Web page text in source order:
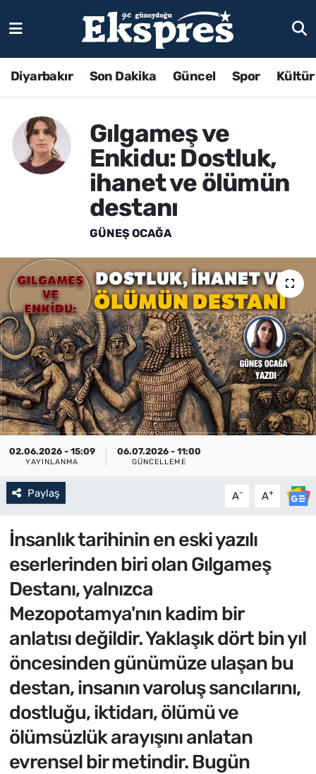
Diyarbakır Son Dakika Güncel Spor
Gılgameş ve
Enkidu: Dostluk,
ihanet ve ölümün
destanı
GÜNEŞ OCAĞA
02.06.2026 - 15:09
YAYINLANMA
06.07.2026 - 11:00
GÜNCELLEME
Paylaş A- A+
İnsanlık tarihinin en eski yazılı
eserlerinden biri olan Gılgameş
Destanı, yalnızca
Mezopotamya'nın kadim bir
anlatısı değildir. Yaklaşık dört bin yıl
öncesinden günümüze ulaşan bu
destan, insanın varoluş sancılarını,
dostluğu, iktidarı, ölümü ve
ölümsüzlük arayışını anlatan
evrensel bir metindir. Bugün